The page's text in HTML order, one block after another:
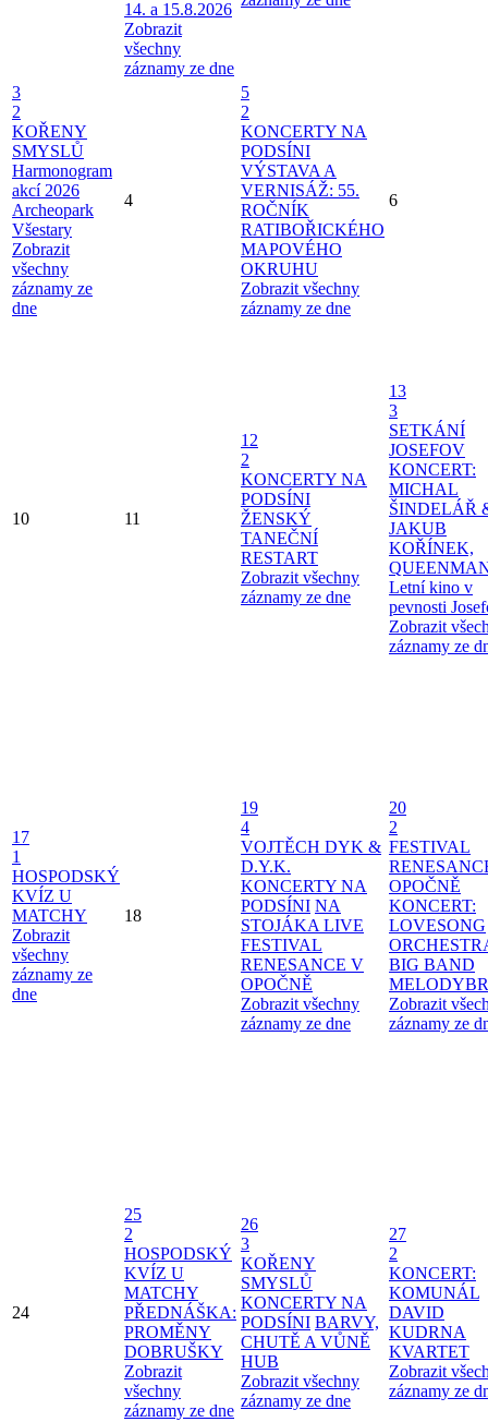
14. a 15.8.2026
Zobrazit
všechny
záznamy ze dne
3
2
KOŘENY
SMYSLŮ
Harmonogram
akcí 2026
Archeopark
Všestary
Zobrazit
všechny
záznamy ze
dne
4
5
2
KONCERTY NA
PODSÍNI
VÝSTAVA A
VERNISÁŽ: 55.
ROČNÍK
RATIBOŘICKÉHO
MAPOVÉHO
OKRUHU
Zobrazit všechny
záznamy ze dne
6
10 11
12
2
KONCERTY NA
PODSÍNI
ŽENSKÝ
TANEČNÍ
RESTART
Zobrazit všechny
záznamy ze dne
13
3
SETKÁNÍ
JOSEFOV
KONCERT:
MICHAL
ŠINDELÁŘ
JAKUB
KOŘÍNEK,
Letní kino v
pevnosti
Zobrazit
záznamy ze
17
1
HOSPODSKÝ
KVÍZ U
MATCHY
Zobrazit
všechny
záznamy ze
dne
18
19
4
VOJTĚCH DYK &
D.Y.K.
KONCERTY NA
PODSÍNI NA
STOJÁKA LIVE
FESTIVAL
RENESANCE V
OPOČNĚ
Zobrazit všechny
záznamy ze dne
20
2
FESTIVAL
OPOČNĚ
KONCERT:
LOVESONG
BIG BAND
Zobrazit
záznamy ze
24
25
2
HOSPODSKÝ
KVÍZ U
MATCHY
PŘEDNÁŠKA:
PROMĚNY
DOBRUŠKY
Zobrazit
všechny
záznamy ze dne
26
3
KOŘENY
SMYSLŮ
KONCERTY NA
PODSÍNI BARVY,
CHUTĚ A VŮNĚ
HUB
Zobrazit všechny
záznamy ze dne
27
2
KONCERT:
KOMUNÁL
DAVID
KUDRNA
KVARTET
Zobrazit
záznamy ze